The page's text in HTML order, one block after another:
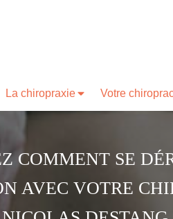
La chiropraxie Votre
COMMENT SE
AVEC VOTRE